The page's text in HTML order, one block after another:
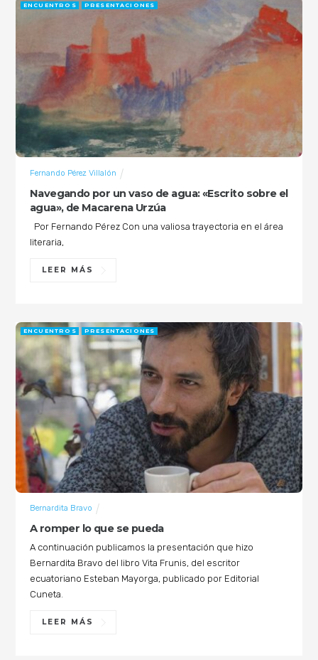
Navegando por un vaso de agua: «Escrito sobre el
agua», de Macarena Urzúa
Fernando Pérez Villalón
ENCUENTROS PRESENTACIONES
Por Fernando Pérez Con una valiosa trayectoria en el área
literaria,
LEER MÁS
A romper lo que se pueda
Bernardita Bravo
ENCUENTROS PRESENTACIONES
A continuación publicamos la presentación que hizo
Bernardita Bravo del libro Vita Frunis, del escritor
ecuatoriano Esteban Mayorga, publicado por Editorial
Cuneta.
LEER MÁS